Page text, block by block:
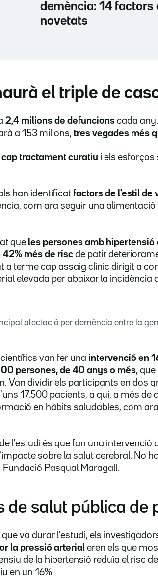
demència: 14 factors
novetats
el triple de
2,4 milions de defuncions cada
a 153 milions, tres vegades més
cap tractament curatiu i els esforços
han identificat factors de l'estil de
com ara seguir una
que les persones amb hipertensió
42% més de risc de patir
a terme cap assaig clínic dirigit a
elevada per abaixar la incidència
afectació per demència entre la
van fer una intervenció en
persones, de 40 anys o més,
Van dividir els participants en dos
17.500 pacients, a qui, a més
en hàbits saludables, com
l'estudi és que fan una intervenció
sobre la salut cerebral. No
Pasqual Maragall.
de salut pública de
va durar l'estudi, els
la pressió arterial eren els que
de la hipertensió reduïa el risc
en un 16%.